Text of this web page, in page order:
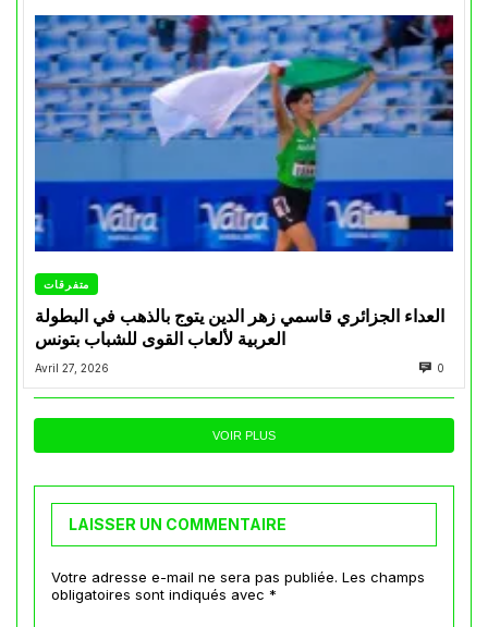
متفرقات
العداء الجزائري قاسمي زهر الدين يتوج بالذهب في البطولة
العربية لألعاب القوى للشباب بتونس
Avril 27, 2026 0
VOIR PLUS
LAISSER UN COMMENTAIRE
Votre adresse e-mail ne sera pas publiée. Les champs
obligatoires sont indiqués avec *